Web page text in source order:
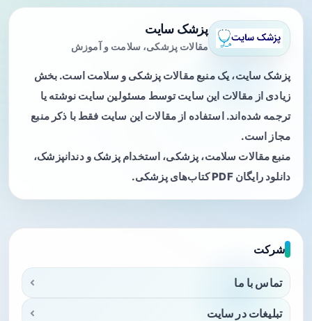
پزشک سایت
مقالات پزشکی، سلامت و آموزش
پزشک سایت، یک منبع مقالات پزشکی و سلامت است. بخش
زیادی از مقالات این سایت توسط مسئولین سایت نوشته یا
ترجمه شده‌اند. استفاده از مقالات این سایت فقط با ذکر منبع
مجاز است.
منبع مقالات سلامت، پزشکی، استخدام پزشک و دندانپزشک،
دانلود رایگان PDF کتاب‌های پزشکی.
شرکت
تماس با ما
تبلیغات در سایت